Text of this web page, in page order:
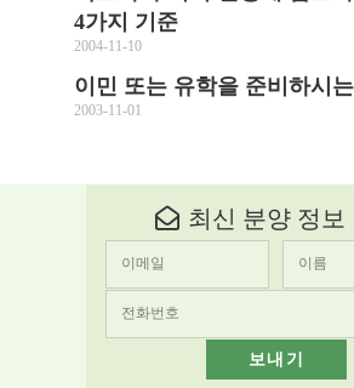
4가지 기준
2004-11-10
이민 또는 유학을 준비하시
2003-11-01
최신 분양 정보
보내기